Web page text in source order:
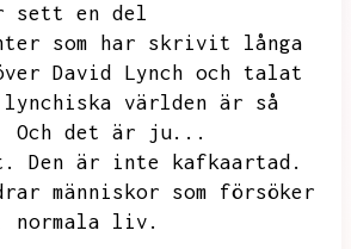
sett en del
som har skrivit långa
David Lynch och talat
världen är så
Och det är ju...
Den är inte kafkaartad.
människor som försöker
normala liv.